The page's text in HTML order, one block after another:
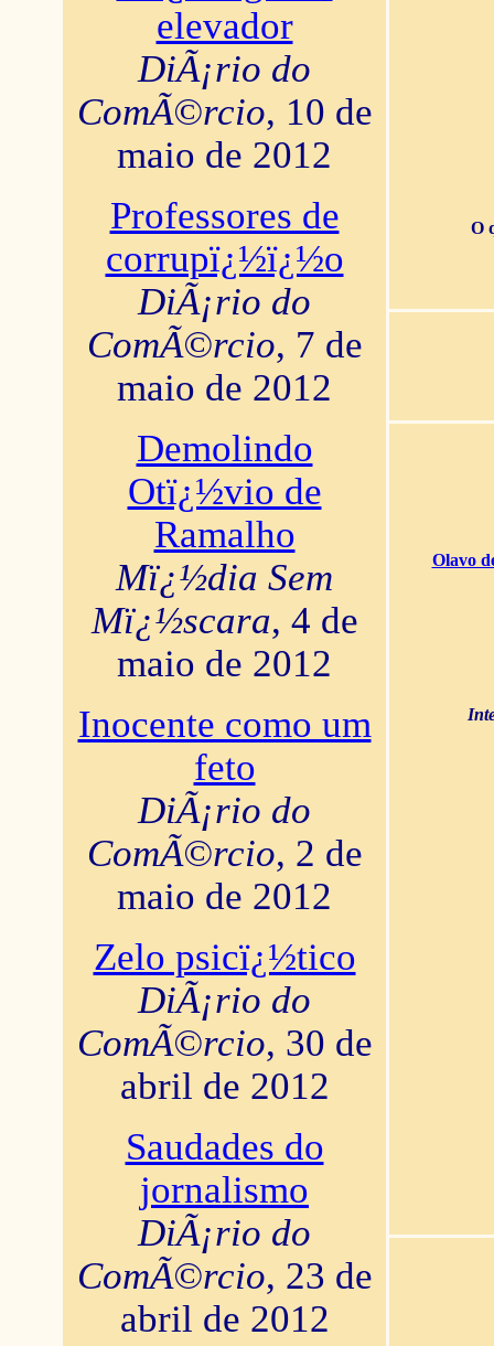
elevador
DiÃ¡rio do
ComÃ©rcio, 10 de
maio de 2012
Professores de
corrupï¿½ï¿½o
DiÃ¡rio do
ComÃ©rcio, 7 de
maio de 2012
Demolindo
Otï¿½vio de
Ramalho
Mï¿½dia Sem
Mï¿½scara, 4 de
maio de 2012
Inocente como um
feto
DiÃ¡rio do
ComÃ©rcio, 2 de
maio de 2012
Zelo psicï¿½tico
DiÃ¡rio do
ComÃ©rcio, 30 de
abril de 2012
Saudades do
jornalismo
DiÃ¡rio do
ComÃ©rcio, 23 de
abril de 2012
O
Olavo